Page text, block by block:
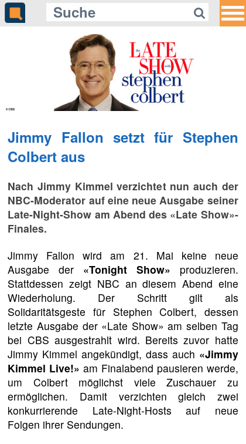
Jimmy Fallon setzt für Stephen
Colbert aus
Nach Jimmy Kimmel verzichtet nun auch der
NBC-Moderator auf eine neue Ausgabe seiner
Late-Night-Show am Abend des «Late Show»-
Finales.
Jimmy Fallon wird am 21. Mai keine neue
Ausgabe der «Tonight Show» produzieren.
Stattdessen zeigt NBC an diesem Abend eine
Wiederholung. Der Schritt gilt als
Solidaritätsgeste für Stephen Colbert, dessen
letzte Ausgabe der «Late Show» am selben Tag
bei CBS ausgestrahlt wird. Bereits zuvor hatte
Jimmy Kimmel angekündigt, dass auch «Jimmy
Kimmel Live!» am Finalabend pausieren werde,
um Colbert möglichst viele Zuschauer zu
ermöglichen. Damit verzichten gleich zwei
konkurrierende Late-Night-Hosts auf neue
Folgen ihrer Sendungen.